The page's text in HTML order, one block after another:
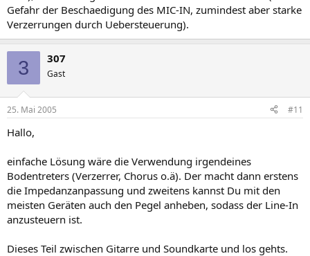
Gefahr der Beschaedigung des MIC-IN, zumindest aber starke
Verzerrungen durch Uebersteuerung).
3 307
Gast
25. Mai 2005 #11
Hallo,
einfache Lösung wäre die Verwendung irgendeines
Bodentreters (Verzerrer, Chorus o.ä). Der macht dann erstens
die Impedanzanpassung und zweitens kannst Du mit den
meisten Geräten auch den Pegel anheben, sodass der Line-In
anzusteuern ist.
Dieses Teil zwischen Gitarre und Soundkarte und los gehts.